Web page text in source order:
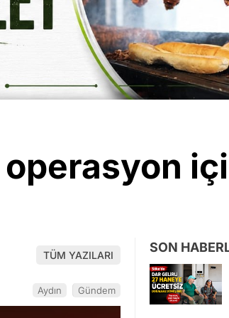
operasyon
TÜM YAZILARI
Aydın Gündem
SON